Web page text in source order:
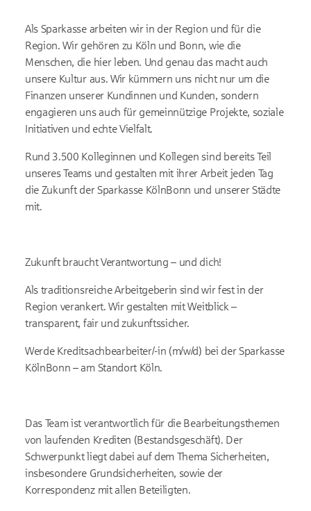
Als Sparkasse arbeiten wir in der Region und für die
Region. Wir gehören zu Köln und Bonn, wie die
Menschen, die hier leben. Und genau das macht auch
unsere Kultur aus. Wir kümmern uns nicht nur um die
Finanzen unserer Kundinnen und Kunden, sondern
engagieren uns auch für gemeinnützige Projekte, soziale
Initiativen und echte Vielfalt.
Rund 3.500 Kolleginnen und Kollegen sind bereits Teil
unseres Teams und gestalten mit ihrer Arbeit jeden Tag
die Zukunft der Sparkasse KölnBonn und unserer Städte
mit.
Zukunft braucht Verantwortung – und dich!
Als traditionsreiche Arbeitgeberin sind wir fest in der
Region verankert. Wir gestalten mit Weitblick –
transparent, fair und zukunftssicher.
Werde Kreditsachbearbeiter/-in (m/w/d) bei der Sparkasse
KölnBonn – am Standort Köln.
Das Team ist verantwortlich für die Bearbeitungsthemen
von laufenden Krediten (Bestandsgeschäft). Der
Schwerpunkt liegt dabei auf dem Thema Sicherheiten,
insbesondere Grundsicherheiten, sowie der
Korrespondenz mit allen Beteiligten.